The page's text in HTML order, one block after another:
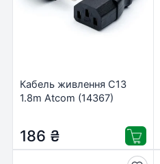
Кабель живлення C13
1.8m Atcom (14367)
186 ₴